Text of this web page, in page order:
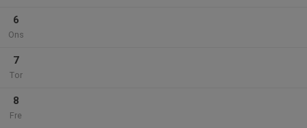
6
Ons
7
Tor
8
Fre